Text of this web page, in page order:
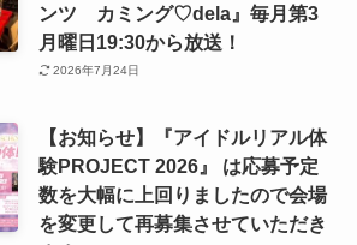
ンツ カミング♡dela』毎月第3
月曜日19:30から放送！
2026年7月24日
【お知らせ】『アイドルリアル体
験PROJECT 2026』 は応募予定
数を大幅に上回りましたので会場
を変更して再募集させていただき